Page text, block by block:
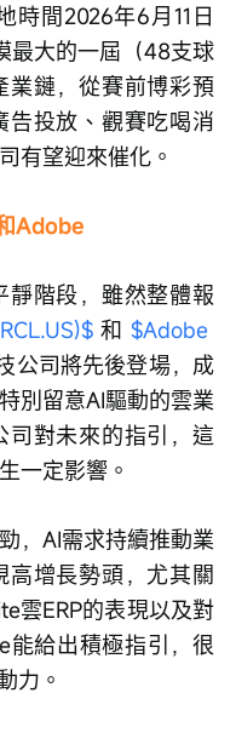
時間2026年6月11日
最大的一屆（48支球
業鏈，從賽前博彩預
投放、觀賽吃喝消
有望迎來催化。
Adobe
靜階段，雖然整體報
和 $Adobe
公司將先後登場，成
別留意AI驅動的雲業
司對未來的指引，這
一定影響。
，AI需求持續推動業
增長勢頭，尤其關
雲ERP的表現以及對
能給出積極指引，很
力。